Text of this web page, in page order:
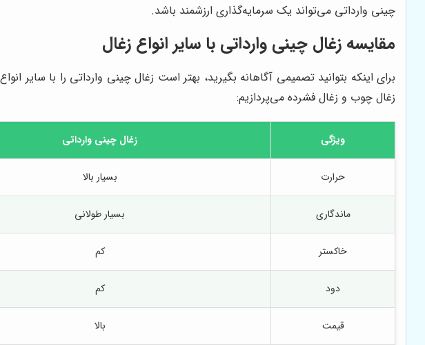
چینی وارداتی می‌تواند یک سرمایه‌گذاری ارزشمند باشد.
مقایسه زغال چینی وارداتی با سایر انواع زغال
برای اینکه بتوانید تصمیمی آگاهانه بگیرید، بهتر است زغال چینی وارداتی را با سایر
زغال چوب و زغال فشرده می‌پردازیم:
ویژگی زغال چینی وارداتی
حرارت بسیار بالا
ماندگاری بسیار طولانی
خاکستر کم
دود کم
قیمت بالا